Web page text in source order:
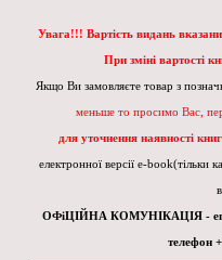
Увага!!! Вартість видань
При зміні вартості
Якщо Ви замовляєте товар з
меньше то просимо Вас,
для уточнення наявності
електронної версії e-book(тільки
ОФіЦІЙНА КОМУНІКАЦІЯ -
телефон